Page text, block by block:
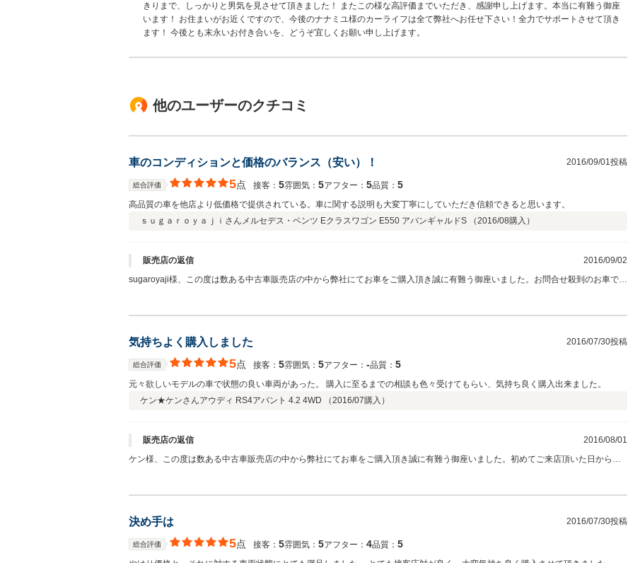
きりまで、しっかりと男気を見させて頂きました！ またこの様な高評価までいただき、感謝申し上げます。本当に有難う御座
います！ お住まいがお近くですので、今後のナナミユ様のカーライフは全て弊社へお任せ下さい！全力でサポートさせて頂き
ます！ 今後とも末永いお付き合いを、どうぞ宜しくお願い申し上げます。
他のユーザーのクチコミ
車のコンディションと価格のバランス（安い）！ 2016/09/01投稿
総合評価 5点 接客： 5雰囲気： 5アフター： 5品質： 5
高品質の車を他店より低価格で提供されている。車に関する説明も大変丁寧にしていただき信頼できると思います。
ｓｕｇａｒｏｙａｊｉさん メルセデス・ベンツ Eクラスワゴン E550 アバンギャルドS （2016/08購入）
販売店の返信
2016/09/02
sugaroyaji様、この度は数ある中古車販売店の中から弊社にてお車をご購入頂き誠に有難う御座いました。お問合せ殺到のお車でし
気持ちよく購入しました 2016/07/30投稿
総合評価 5点 接客： 5雰囲気： 5アフター： ‐品質： 5
元々欲しいモデルの車で状態の良い車両があった。 購入に至るまでの相談も色々受けてもらい、気持ち良く購入出来ました。
ケン★ケンさんアウディ RS4アバント 4.2 4WD （2016/07購入）
販売店の返信
2016/08/01
ケン様、この度は数ある中古車販売店の中から弊社にてお車をご購入頂き誠に有難う御座いました。初めてご来店頂いた日から、
決め手は 2016/07/30投稿
総合評価 5点 接客： 5雰囲気： 5アフター： 4品質： 5